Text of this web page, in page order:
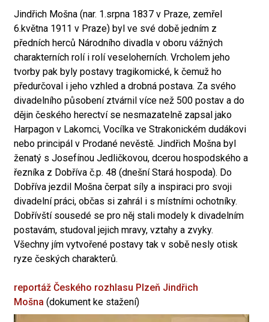
Jindřich Mošna (nar. 1.srpna 1837 v Praze, zemřel
6.května 1911 v Praze) byl ve své době jedním z
předních herců Národního divadla v oboru vážných
charakterních rolí i rolí veseloherních. Vrcholem jeho
tvorby pak byly postavy tragikomické, k čemuž ho
předurčoval i jeho vzhled a drobná postava. Za svého
divadelního působení ztvárnil více než 500 postav a do
dějin českého herectví se nesmazatelně zapsal jako
Harpagon v Lakomci, Vocílka ve Strakonickém dudákovi
nebo principál v Prodané nevěstě. Jindřich Mošna byl
ženatý s Josefínou Jedličkovou, dcerou hospodského a
řezníka z Dobříva č.p. 48 (dnešní Stará hospoda). Do
Dobříva jezdil Mošna čerpat síly a inspiraci pro svoji
divadelní práci, občas si zahrál i s místními ochotníky.
Dobřívští sousedé se pro něj stali modely k divadelním
postavám, studoval jejich mravy, vztahy a zvyky.
Všechny jím vytvořené postavy tak v sobě nesly otisk
ryze českých charakterů.
reportáž Českého rozhlasu Plzeň Jindřich
Mošna (dokument ke stažení)